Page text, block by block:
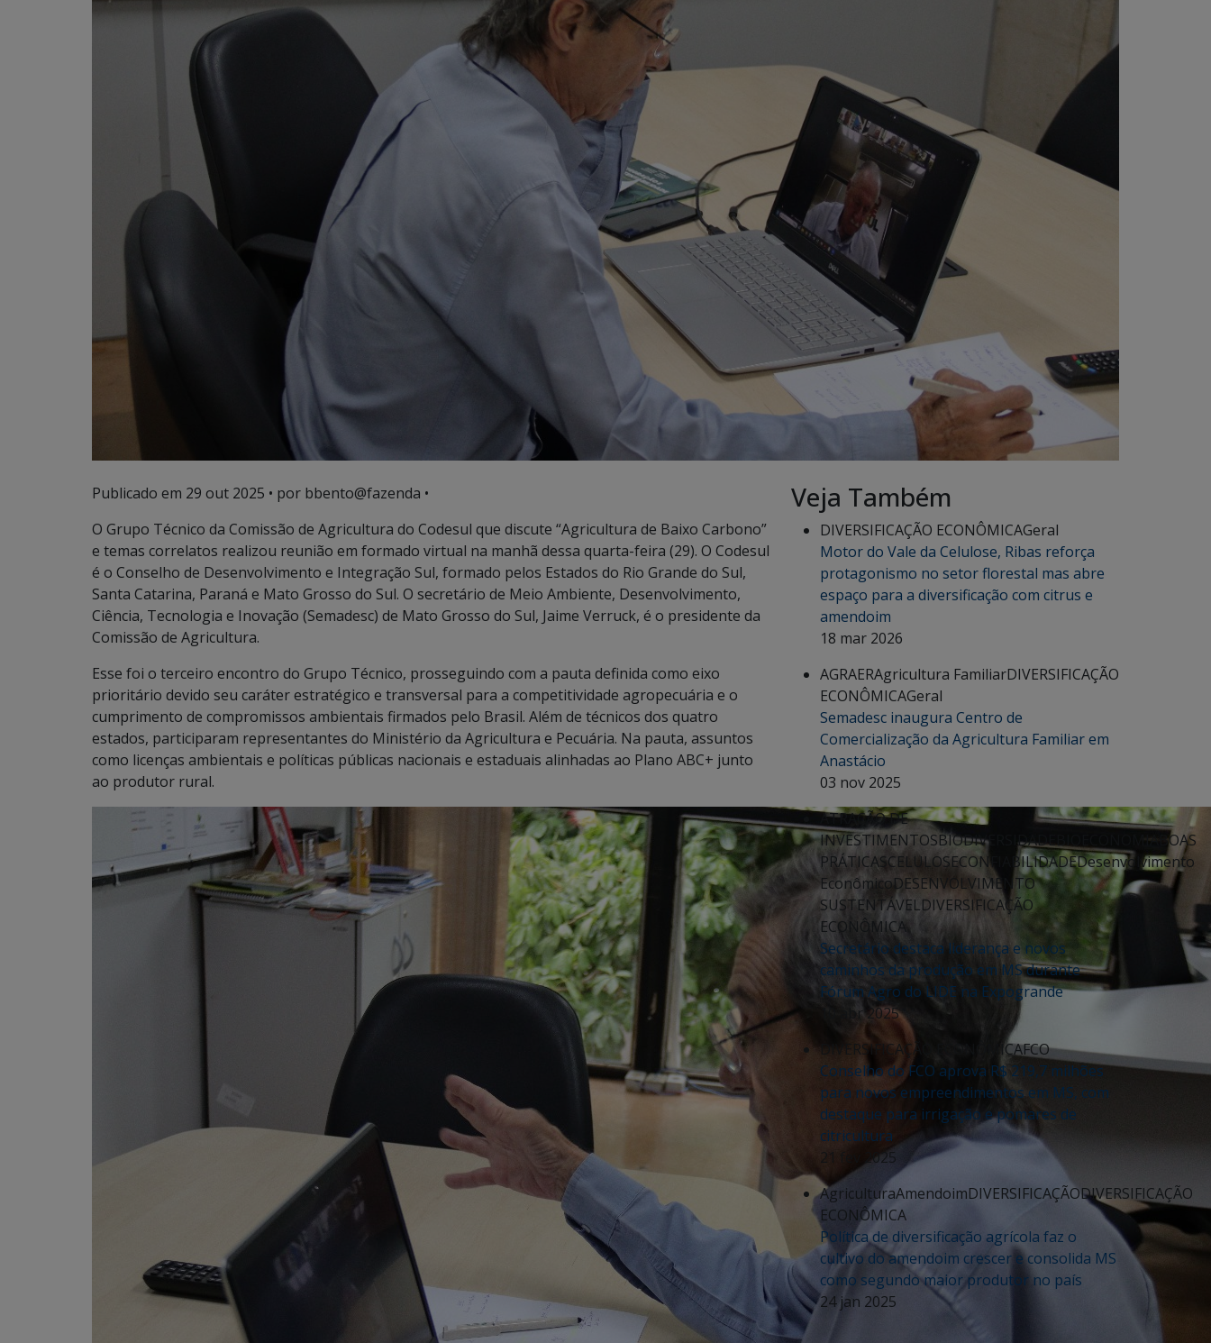
Publicado em 29 out 2025 • por bbento@fazenda •
O Grupo Técnico da Comissão de Agricultura do Codesul que discute “Agricultura de Baixo Carbono”
e temas correlatos realizou reunião em formado virtual na manhã dessa quarta-feira (29). O Codesul
é o Conselho de Desenvolvimento e Integração Sul, formado pelos Estados do Rio Grande do Sul,
Santa Catarina, Paraná e Mato Grosso do Sul. O secretário de Meio Ambiente, Desenvolvimento,
Ciência, Tecnologia e Inovação (Semadesc) de Mato Grosso do Sul, Jaime Verruck, é o presidente da
Comissão de Agricultura.
Esse foi o terceiro encontro do Grupo Técnico, prosseguindo com a pauta definida como eixo
prioritário devido seu caráter estratégico e transversal para a competitividade agropecuária e o
cumprimento de compromissos ambientais firmados pelo Brasil. Além de técnicos dos quatro
estados, participaram representantes do Ministério da Agricultura e Pecuária. Na pauta, assuntos
como licenças ambientais e políticas públicas nacionais e estaduais alinhadas ao Plano ABC+ junto
ao produtor rural.
Veja Também
DIVERSIFICAÇÃO ECONÔMICAGeral
Motor do Vale da Celulose, Ribas reforça
protagonismo no setor florestal mas abre
espaço para a diversificação com citrus e
amendoim
18 mar 2026
AGRAERAgricultura FamiliarDIVERSIFICAÇÃO
ECONÔMICAGeral
Semadesc inaugura Centro de
Comercialização da Agricultura Familiar em
Anastácio
03 nov 2025
ATRAÇÃO DE
INVESTIMENTOSBIODIVERSIDADE BIOECONOMIA
BOAS
PRÁTICASCELULOSECONFIABILIDADEDesenvolvimento
EconômicoDESENVOLVIMENTO
SUSTENTÁVELDIVERSIFICAÇÃO
ECONÔMICA
Secretário destaca liderança e novos
caminhos da produção em MS durante
Fórum Agro do LIDE na Expogrande
10 abr 2025
DIVERSIFICAÇÃO ECONÔMICAFCO
Conselho do FCO aprova R$ 219,7 milhões
para novos empreendimentos em MS, com
destaque para irrigação e pomares de
citricultura
21 fev 2025
AgriculturaAmendoimDIVERSIFICAÇÃODIVERSIFICAÇÃO
ECONÔMICA
Política de diversificação agrícola faz o
cultivo do amendoim crescer e consolida MS
como segundo maior produtor no país
24 jan 2025